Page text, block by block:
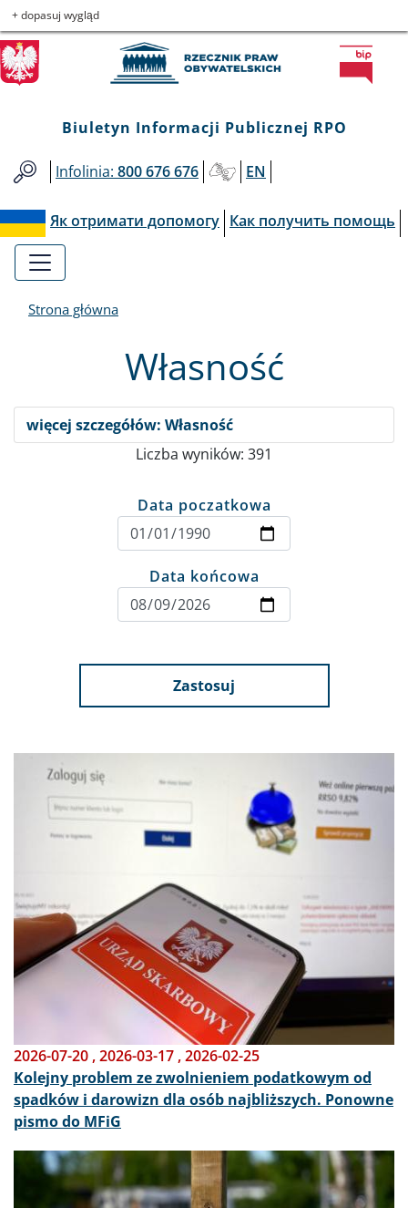
Przejdź
do
menu
głównego
Przejdź
do
treści
Przejdź
to
informacji
o
Przejdź
do
mapy
serwisu
Biuletyn
Informacji
Publicznej
RPO
+ dopasuj wygląd
Biuletyn Informacji Publicznej RPO
Infolinia: 800 676 676 EN
Як отримати допомогу Как получить помощь
Strona główna
Własność
więcej szczegółów: Własność
Liczba wyników: 391
Data poczatkowa
Data końcowa
Zastosuj
Obraz
2026-07-20 ,2026-03-17 ,2026-02-25
Kolejny problem ze zwolnieniem podatkowym od
spadków i darowizn dla osób najbliższych. Ponowne
pismo do MFiG
Obraz